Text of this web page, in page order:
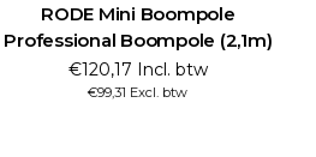
RODE Mini Boompole
Professional Boompole (2,1m)
€120,17 Incl. btw
€99,31 Excl. btw